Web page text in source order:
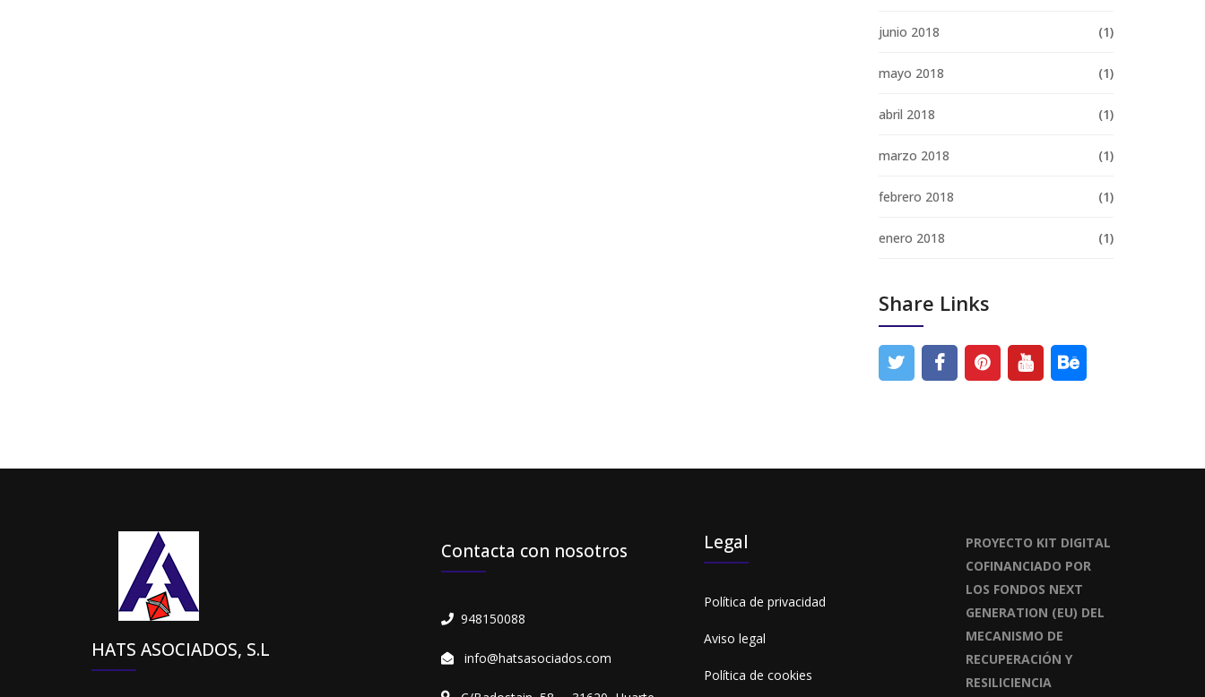
junio 2018 (1)
mayo 2018 (1)
abril 2018 (1)
marzo 2018 (1)
febrero 2018 (1)
enero 2018 (1)
Share Links
HATS ASOCIADOS, S.L
Contacta con nosotros
948150088
info@hatsasociados.com
Legal
Política de privacidad
Aviso legal
Política de cookies
PROYECTO KIT DIGITAL
COFINANCIADO POR
LOS FONDOS NEXT
GENERATION (EU) DEL
MECANISMO DE
RECUPERACIÓN Y
RESILICIENCIA